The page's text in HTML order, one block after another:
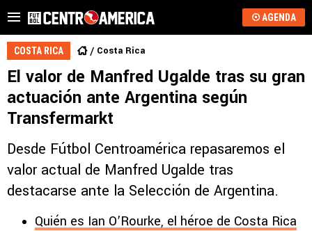
AGENDA
COSTA RICA Costa Rica
El valor de Manfred Ugalde tras su gran
actuación ante Argentina según
Transfermarkt
Desde Fútbol Centroamérica repasaremos el
valor actual de Manfred Ugalde tras
destacarse ante la Selección de Argentina.
Quién es Ian O’Rourke, el héroe de Costa Rica